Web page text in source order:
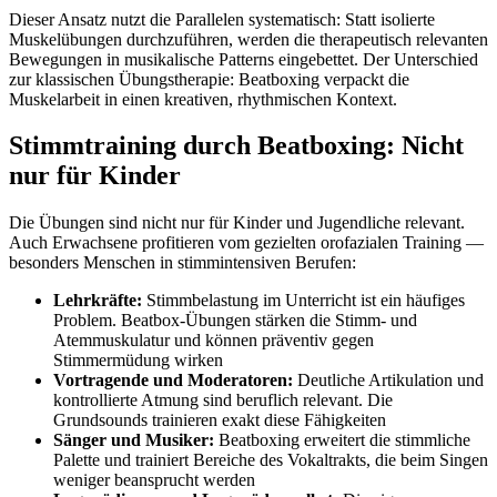
Dieser Ansatz nutzt die Parallelen systematisch: Statt isolierte
Muskelübungen durchzuführen, werden die therapeutisch relevanten
Bewegungen in musikalische Patterns eingebettet. Der Unterschied
zur klassischen Übungstherapie: Beatboxing verpackt die
Muskelarbeit in einen kreativen, rhythmischen Kontext.
Stimmtraining durch Beatboxing: Nicht
nur für Kinder
Die Übungen sind nicht nur für Kinder und Jugendliche relevant.
Auch Erwachsene profitieren vom gezielten orofazialen Training —
besonders Menschen in stimmintensiven Berufen:
Lehrkräfte: Stimmbelastung im Unterricht ist ein häufiges
Problem. Beatbox-Übungen stärken die Stimm- und
Atemmuskulatur und können präventiv gegen
Stimmermüdung wirken
Vortragende und Moderatoren: Deutliche Artikulation und
kontrollierte Atmung sind beruflich relevant. Die
Grundsounds trainieren exakt diese Fähigkeiten
Sänger und Musiker: Beatboxing erweitert die stimmliche
Palette und trainiert Bereiche des Vokaltrakts, die beim Singen
weniger beansprucht werden